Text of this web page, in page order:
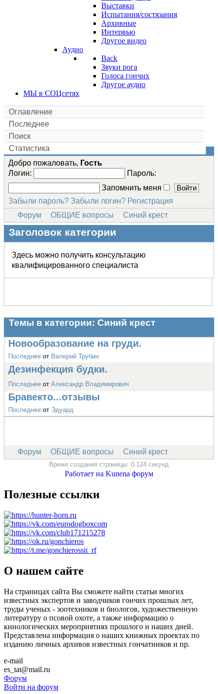
Выставки
Испытания/состязания
Архивные
Интервью
Другое видео
Аудио
Back
Звуки рога
Голоса гончих
Другое аудио
МЫ в СОЦсетях
Оглавление
Последнее
Поиск
Статистика
Добро пожаловать, Гость
Логин:
Пароль:
Запомнить меня
Забыли пароль? Забыли логин? Регистрация
Форум
ОБЩИЕ вопросы Синий крест
Заголовок категории
Здесь можно получить консультацию
квалифицированного специалиста
Темы в категории: Синий крест
Новообразование на груди.
Последнее от Валерий Трубин
Дезинфекция будки.
Последнее от Александр Владимирович
Бравекто...отзывы
Последнее от Эдуард
Форум ОБЩИЕ вопросы Синий крест
Время создания страницы: 0.124 секунд
Работает на Kunena форум
Полезные ссылки
О нашем сайте
На страницах сайта Вы сможете найти статьи многих
известных экспертов и заводчиков гончих прошлых лет,
труды ученых - зоотехников и биологов, художественную
литературу о псовой охоте, а также информацию о
кинологических мероприятиях прошлого и наших дней.
Представлена информация о наших книжных проектах по
изданию личных архивов известных гончатников и пр.
e-mail
es_tat@mail.ru
Форум
Войти на форум